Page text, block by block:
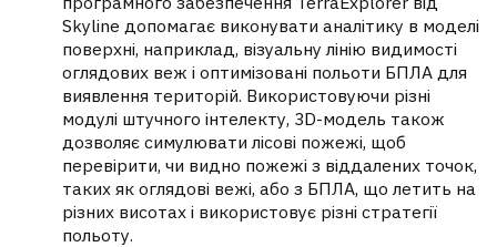
Skyline допомагає виконувати аналітику в моделі
поверхні, наприклад, візуальну лінію видимості
оглядових веж і оптимізовані польоти БПЛА для
виявлення територій. Використовуючи різні
модулі штучного інтелекту, 3D-модель також
дозволяє симулювати лісові пожежі, щоб
перевірити, чи видно пожежі з віддалених точок,
таких як оглядові вежі, або з БПЛА, що летить на
різних висотах і використовує різні стратегії
польоту.